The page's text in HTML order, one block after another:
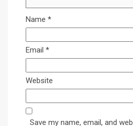
Name *
Email *
Website
Save my name, email, and